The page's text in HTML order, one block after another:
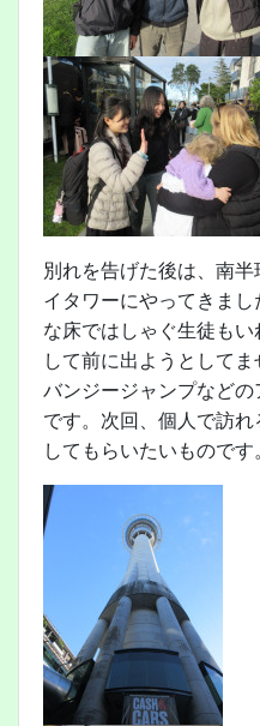
別れを告げた後は、南
イタワーにやってきま
な床ではしゃぐ生徒も
して前に出ようとして
バンジージャンプなどの
です。次回、個人で訪
してもらいたいものです